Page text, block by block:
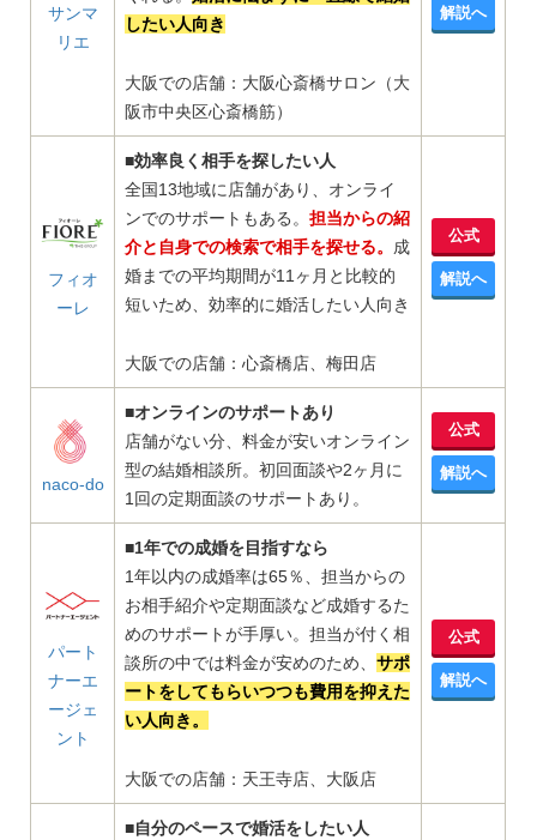
サンマ
リエ
したい人向き
大阪での店舗：大阪心斎橋サロン（大
阪市中央区心斎橋筋）
解説へ
フィオ
ーレ
■効率良く相手を探したい人
全国13地域に店舗があり、オンライ
ンでのサポートもある。担当からの紹
介と自身での検索で相手を探せる。 成
婚までの平均期間が11ヶ月と比較的
短いため、効率的に婚活したい人向き
大阪での店舗：心斎橋店、梅田店
公式
解説へ
naco-do
■オンラインのサポートあり
店舗がない分、料金が安いオンライン
型の結婚相談所。初回面談や2ヶ月に
1回の定期面談のサポートあり。
公式
解説へ
パート
ナーエ
ージェ
ント
■1年での成婚を目指すなら
1年以内の成婚率は65％、担当からの
お相手紹介や定期面談など成婚するた
めのサポートが手厚い。担当が付く相
談所の中では料金が安めのため、サポ
ートをしてもらいつつも費用を抑えた
い人向き。
大阪での店舗：天王寺店、大阪店
公式
解説へ
■自分のペースで婚活をしたい人